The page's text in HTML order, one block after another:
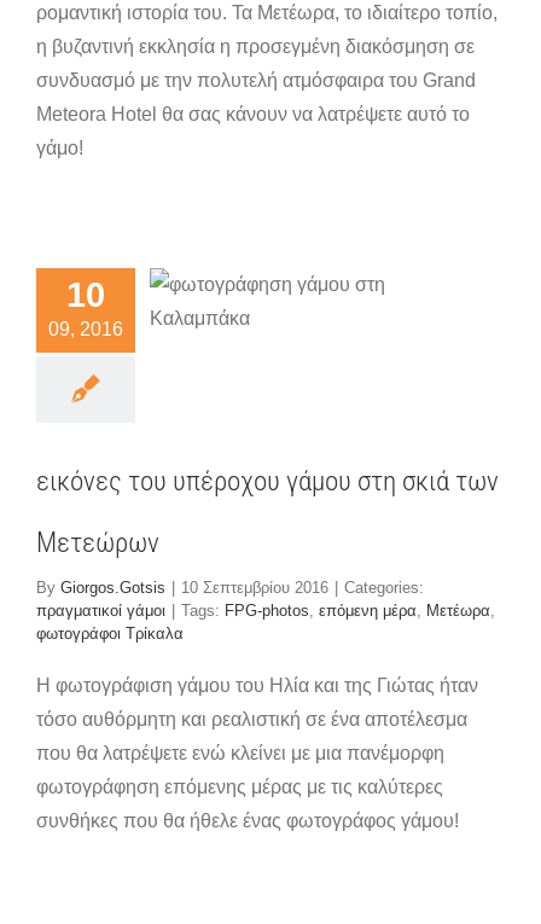
ρομαντική ιστορία του. Τα Μετέωρα, το ιδιαίτερο τοπίο,
η βυζαντινή εκκλησία η προσεγμένη διακόσμηση σε
συνδυασμό με την πολυτελή ατμόσφαιρα του Grand
Meteora Hotel θα σας κάνουν να λατρέψετε αυτό το
γάμο!
10
09, 2016
στη
των
εικόνες του υπέροχου γάμου στη σκιά των
Μετεώρων
By Giorgos.Gotsis 10 Σεπτεμβρίου 2016
Categories:
πραγματικοί γάμοι
Tags: FPG-photos επόμενη μέρα Μετέωρα
φωτογράφοι Τρίκαλα
Η φωτογράφιση γάμου του Ηλία και της Γιώτας ήταν
τόσο αυθόρμητη και ρεαλιστική σε ένα αποτέλεσμα
που θα λατρέψετε ενώ κλείνει με μια πανέμορφη
φωτογράφηση επόμενης μέρας με τις καλύτερες
συνθήκες που θα ήθελε ένας φωτογράφος γάμου!